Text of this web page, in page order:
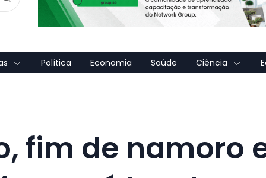
Política Economia Saúde Ciência
fim de namoro